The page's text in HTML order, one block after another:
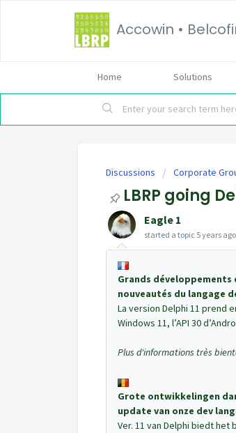
Accowin •
Home Solutions
Discussions Corporate
LBRP going
Eagle 1
started a topic 5 years ago
Grands développements
nouveautés du langage
La version Delphi 11 prend
Windows 11, l’API 30
Plus d'informations très
Grote ontwikkelingen
update van onze dev
Ver. 11 van Delphi biedt het